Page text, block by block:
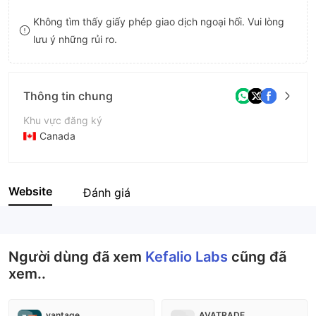
8
9
Không tìm thấy giấy phép giao dịch ngoại hối. Vui lòng
lưu ý những rủi ro.
Thông tin chung
Khu vực đăng ký
Canada
Tên công ty
Website Đánh giá
Người dùng đã xem Kefalio Labs cũng đã
xem..